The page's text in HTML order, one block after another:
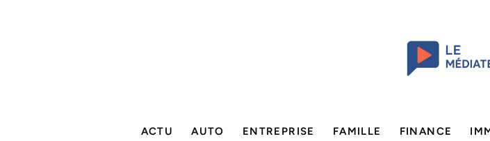
ACTU AUTO ENTREPRISE FAMILLE FINANCE